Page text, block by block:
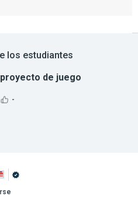
los estudiantes
de juego
-